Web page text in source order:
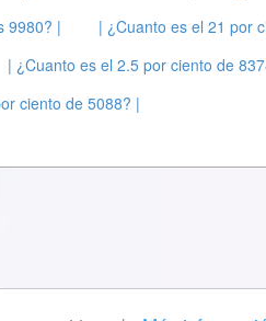
9980? |
| ¿Cuanto es el 21 por
| ¿Cuanto es el 2.5 por ciento de
ciento de 5088? |